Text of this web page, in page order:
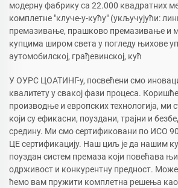
модерну фабрику са 22.000 квадратних
комплетне "клуче-у-кућу" (укључујући:
премазивање, прашково премазивање и
купцима широм света у погледу њихове
аутомобилској, грађевинској, кућ
У ОУРС ЦОАТИНГ-у, посвећени смо
квалитету у свакој фази процеса.
производње и европских технологија, ми
који су ефикасни, поуздани, трајни и
средину. Ми смо сертификовани по ИСО
ЦЕ сертификацију. Наш циљ је да нашим
поуздан систем премаза који повећава
одрживост и конкурентну предност.
ћемо вам пружити комплетна решења